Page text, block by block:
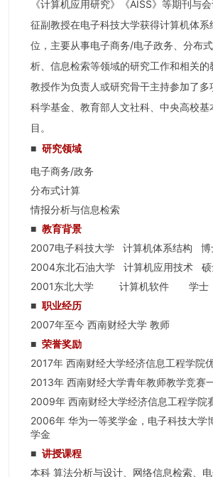
《计算机应用研究》《AISS》等期刊与
征副教授在电子科技大学获得计算机体系
位，主要从事电子商务/电子政务、分布
析、信息检索等领域的研究工作和相关的
教授作为负责人或研究骨干主持参加了
科学基金、教育部人文社科、中央高校基
目。
■ 研究领域
电子商务/政务
分布式计算
情报分析与信息检索
■ 教育背景
2007电子科技大学 计算机体系结构 博
2004东北石油大学 计算机应用技术 硕
2001东北大学 计算机软件 学士
■ 职业经历
2007年至今 西南财经大学 教师
■ 荣誉奖励
2017年 西南财经大学经济信息工程学院
2013年 西南财经大学青年教师教学竞赛
2009年 西南财经大学经济信息工程学院
2006年 华为一等奖学金，电子科技大学
学金
■ 讲授课程
本科 算法分析与设计、网络信息检索、